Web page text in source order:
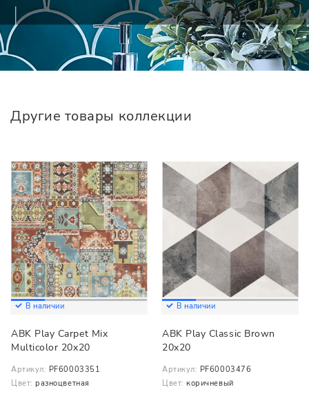
Другие товары коллекции
В наличии
ABK Play Carpet Mix
Multicolor 20x20
Артикул: PF60003351
Цвет: разноцветная
В наличии
ABK Play Classic Brown
20x20
Артикул: PF60003476
Цвет: коричневый